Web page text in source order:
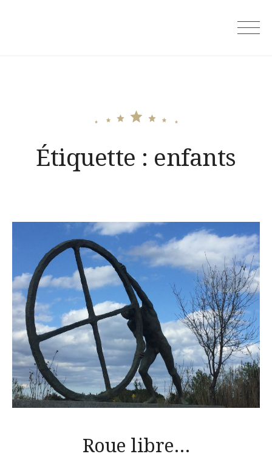
Étiquette : enfants
Roue libre…